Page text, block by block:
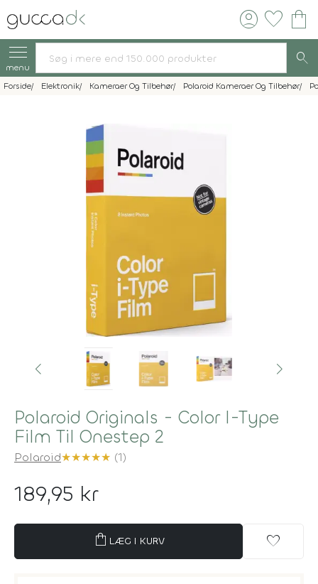
account_circle favorite shopping_bag
menu search
Forside Elektronik Kameraer Og Tilbehør Polaroid Kameraer Og Tilbehør
Polaroid Originals - Color I-Type
Film Til Onestep 2
Polaroid★★★★★ (1)
189,95 kr
shopping_bag LÆG I KURV favorite